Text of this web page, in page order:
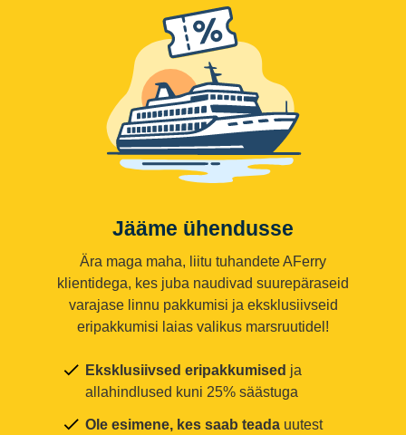
Jääme ühendusse
Ära maga maha, liitu tuhandete AFerry
klientidega, kes juba naudivad suurepäraseid
varajase linnu pakkumisi ja eksklusiivseid
eripakkumisi laias valikus marsruutidel!
Eksklusiivsed eripakkumised ja
allahindlused kuni 25% säästuga
Ole esimene, kes saab teada uutest